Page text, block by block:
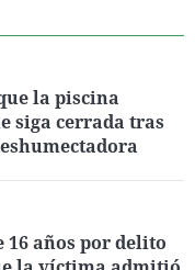
la piscina
siga cerrada tras
16 años por delito